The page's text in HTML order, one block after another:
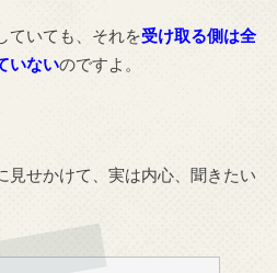
ていても、それを受け取る側は全
いないのですよ。
見せかけて、実は内心、聞きたい